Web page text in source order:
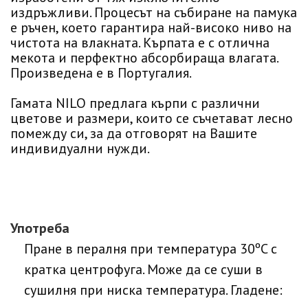
издръжливи. Процесът на събиране на памука
е ръчен, което гарантира най-високо ниво на
чистота на влакната. Кърпата е с отлична
мекота и перфектно абсорбираща влагата.
Произведена е в Португалия.
Гамата NILO предлага кърпи с различни
цветове и размери, които се съчетават лесно
помежду си, за да отговорят на Вашите
индивидуални нужди.
Употреба
Пране в пералня при температура 30ºC с
кратка центрофуга. Може да се суши в
сушилня при ниска температура. Гладене: